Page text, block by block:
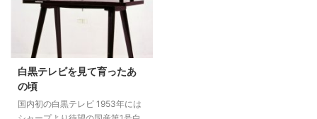
っていることさえ忘れて？）持っ
ている人もいるもんだと感心した
次第です。 昭和40年代前半まで
は、学校の給食の牛乳はビン入が
ヒー牛乳、フルーツ牛乳がその日
の献立に合わせて付いてきていま
した。 その後、パック式の三角
白黒テレビを見て育ったあ
の頃
国内初の白黒テレビ 1953年には